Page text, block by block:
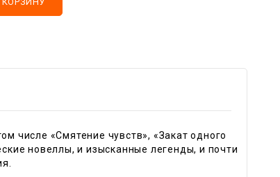
числе «Смятение чувств», «Закат одного
новеллы, и изысканные легенды, и почти